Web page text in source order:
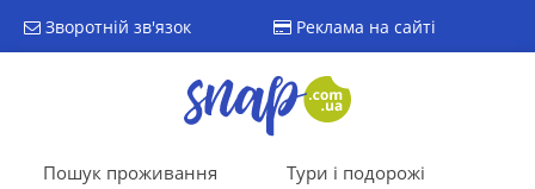
Зворотній зв'язок Реклама на сайті
Пошук проживання Тури і подорожі